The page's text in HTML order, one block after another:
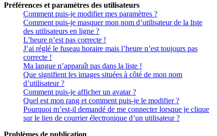
Préférences et paramètres des utilisateurs
Comment puis-je modifier mes paramètres ?
Comment puis-je masquer mon nom d’utilisateur de la liste
des utilisateurs en ligne ?
L’heure n’est pas correcte !
J’ai réglé le fuseau horaire mais l’heure n’est toujours pas
correcte !
Ma langue n’apparaît pas dans la liste !
Que signifient les images situées à côté de mon nom
d’utilisateur ?
Comment puis-je afficher un avatar ?
Quel est mon rang et comment puis-je le modifier ?
Pourquoi m’est-il demandé de me connecter lorsque je clique
sur le lien de courrier électronique d’un utilisateur ?
Problèmes de publication